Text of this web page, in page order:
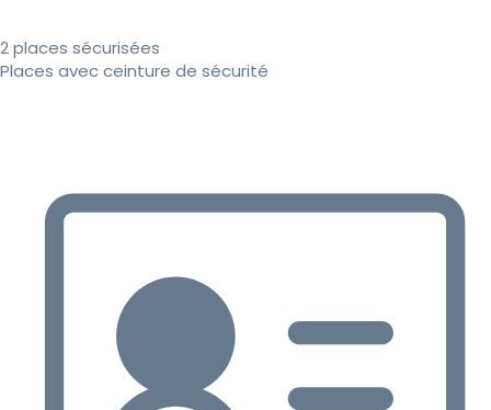
2 places sécurisées
Places avec ceinture de sécurité